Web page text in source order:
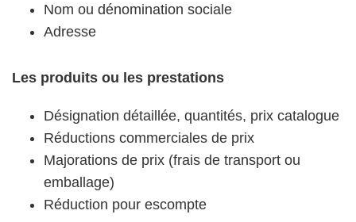
Nom ou dénomination sociale
Adresse
Les produits ou les prestations
Désignation détaillée, quantités, prix catalogue
Réductions commerciales de prix
Majorations de prix (frais de transport ou
emballage)
Réduction pour escompte